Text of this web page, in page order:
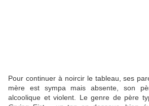
Pour continuer à noircir le tableau, ses
mère est sympa mais absente, son
alcoolique et violent. Le genre de père